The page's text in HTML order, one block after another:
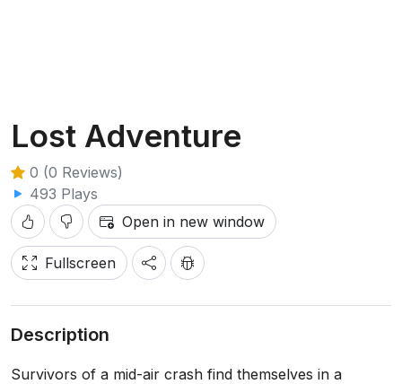
Lost Adventure
0 (0 Reviews)
493 Plays
Open in new window
Fullscreen
Description
Survivors of a mid-air crash find themselves in a